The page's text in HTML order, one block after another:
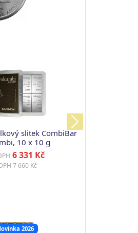
slitek CombiBar
10 x 10 g
6 331 Kč
7 660 Kč
Next
2026